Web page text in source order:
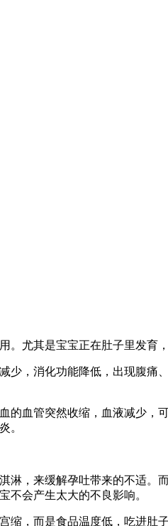
尤其是宝宝正在肚子里发育
，消化功能降低，出现腹
血管突然收缩，血液减少
。
，来缓解孕吐带来的不适。
不会产生太大的不良影响。
，而是食品温度低，吃进肚